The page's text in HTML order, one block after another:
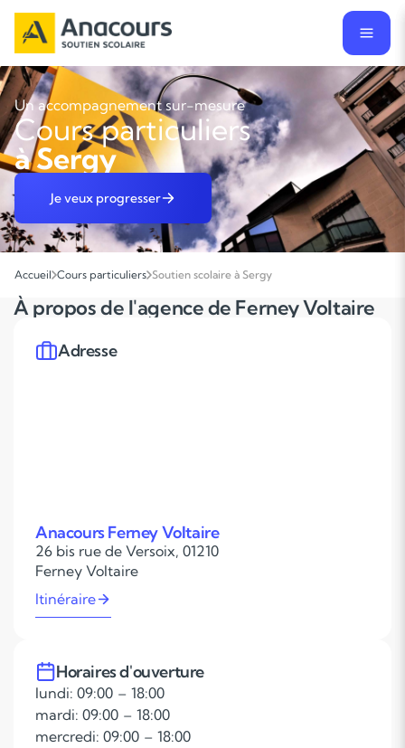
Un accompagnement sur-mesure
Cours particuliers
à Sergy
Je veux progresser
Accueil Cours particuliers Soutien scolaire à Sergy
À propos de l'agence de Ferney Voltaire
Adresse
Anacours Ferney Voltaire
26 bis rue de Versoix, 01210
Ferney Voltaire
Itinéraire
Horaires d'ouverture
lundi: 09:00 – 18:00
mardi: 09:00 – 18:00
mercredi: 09:00 – 18:00